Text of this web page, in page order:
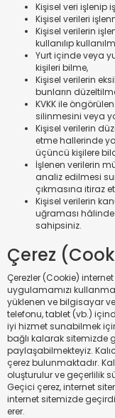
Kişisel veri işlenip
Kişisel verileri
Kişisel verilerin
kullanılıp
Yurt içinde veya
kişileri bilme,
Kişisel verilerin
bunların
KVKK ile
silinmesini veya
Kişisel verilerin
etme hallerinde
üçüncü kişilere
İşlenen verilerin
analiz edilmesi
çıkmasına itiraz
Kişisel verilerin
uğraması
sahipsiniz.
Çerez
Çerezler (Cookie)
uygulamamızı
yüklenen ve bilgisayar
telefonu, tablet (vb.)
iyi hizmet sunabilmek
bağlı kalarak sitemizde
paylaşabilmekteyiz.
çerez bulunmaktadır.
oluşturulur ve geçerlilik
Geçici çerez, internet
internet sitemizde
erer.